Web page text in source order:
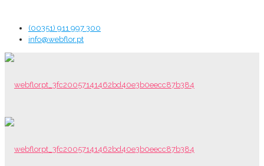
(00351) 911 997 300
info@webflor.pt